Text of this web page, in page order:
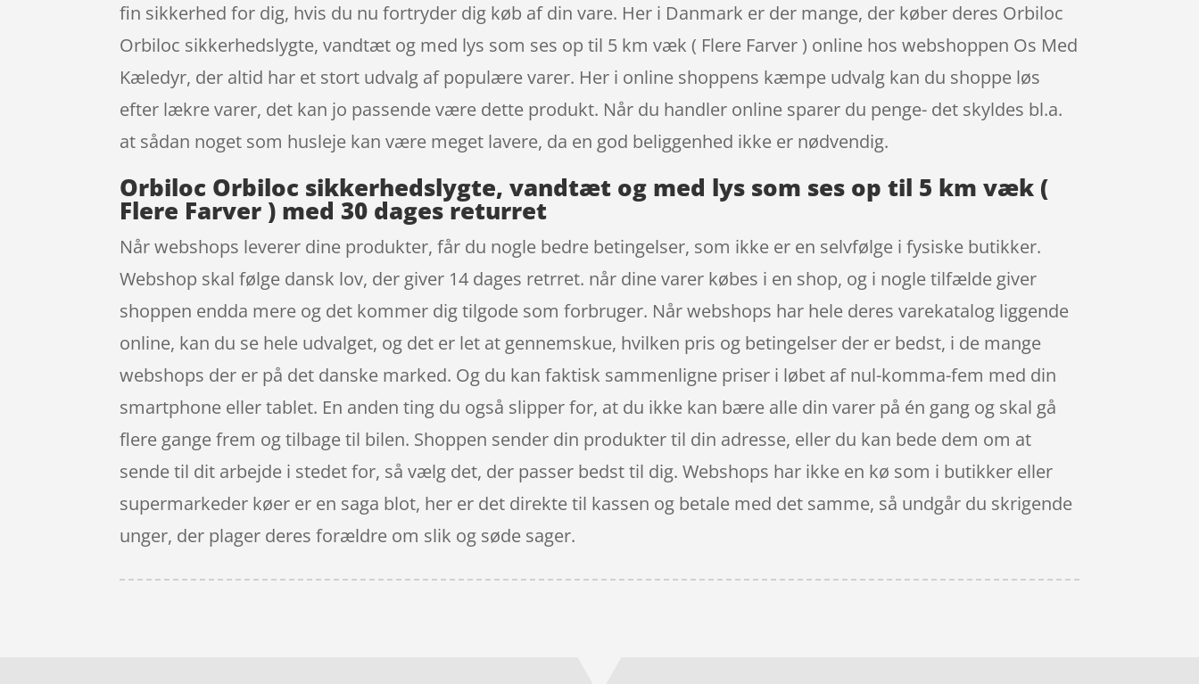
fin sikkerhed for dig, hvis du nu fortryder dig køb af din vare. Her i Danmark er der mange, der køber deres Orbiloc
Orbiloc sikkerhedslygte, vandtæt og med lys som ses op til 5 km væk ( Flere Farver ) online hos webshoppen Os Med
Kæledyr, der altid har et stort udvalg af populære varer. Her i online shoppens kæmpe udvalg kan du shoppe løs
efter lækre varer, det kan jo passende være dette produkt. Når du handler online sparer du penge- det skyldes bl.a.
at sådan noget som husleje kan være meget lavere, da en god beliggenhed ikke er nødvendig.
Orbiloc Orbiloc sikkerhedslygte, vandtæt og med lys som ses op til 5 km væk (
Flere Farver ) med 30 dages returret
Når webshops leverer dine produkter, får du nogle bedre betingelser, som ikke er en selvfølge i fysiske butikker.
Webshop skal følge dansk lov, der giver 14 dages retrret. når dine varer købes i en shop, og i nogle tilfælde giver
shoppen endda mere og det kommer dig tilgode som forbruger. Når webshops har hele deres varekatalog liggende
online, kan du se hele udvalget, og det er let at gennemskue, hvilken pris og betingelser der er bedst, i de mange
webshops der er på det danske marked. Og du kan faktisk sammenligne priser i løbet af nul-komma-fem med din
smartphone eller tablet. En anden ting du også slipper for, at du ikke kan bære alle din varer på én gang og skal gå
flere gange frem og tilbage til bilen. Shoppen sender din produkter til din adresse, eller du kan bede dem om at
sende til dit arbejde i stedet for, så vælg det, der passer bedst til dig. Webshops har ikke en kø som i butikker eller
supermarkeder køer er en saga blot, her er det direkte til kassen og betale med det samme, så undgår du skrigende
unger, der plager deres forældre om slik og søde sager.